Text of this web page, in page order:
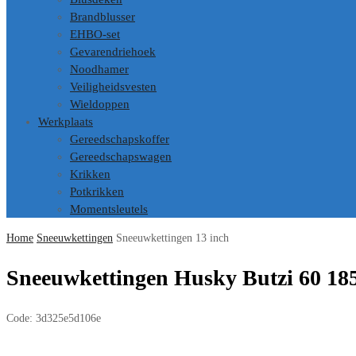
Brandblusser
EHBO-set
Gevarendriehoek
Noodhamer
Veiligheidsvesten
Wieldoppen
Werkplaats
Gereedschapskoffer
Gereedschapswagen
Krikken
Potkrikken
Momentsleutels
Home Sneeuwkettingen Sneeuwkettingen 13 inch
Sneeuwkettingen Husky Butzi 60
Code: 3d325e5d106e